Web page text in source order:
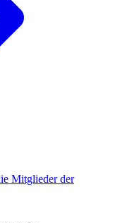
Mitglieder der